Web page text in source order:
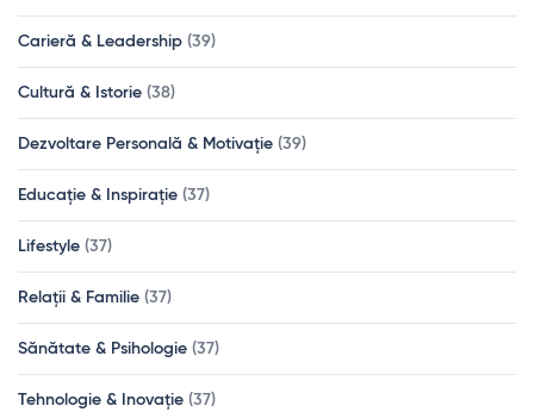
Carieră & Leadership (39)
Cultură & Istorie (38)
Dezvoltare Personală & Motivație (39)
Educație & Inspirație (37)
Lifestyle (37)
Relații & Familie (37)
Sănătate & Psihologie (37)
Tehnologie & Inovație (37)